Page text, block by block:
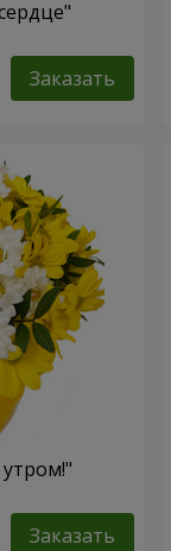
Заказать
Заказать